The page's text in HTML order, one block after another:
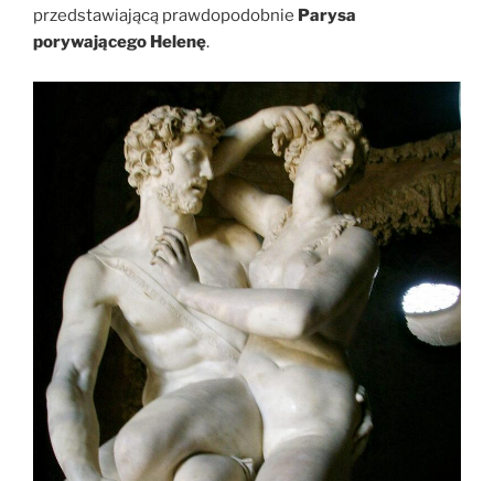
przedstawiającą prawdopodobnie Parysa
porywającego Helenę.